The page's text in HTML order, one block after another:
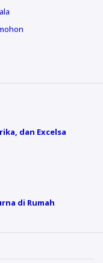
dan Excelsa
di Rumah